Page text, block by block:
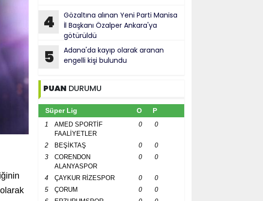
4
Gözaltına alınan Yeni Parti Manisa
İl Başkanı Özalper Ankara'ya
götürüldü
5
Adana'da kayıp olarak aranan
engelli kişi bulundu
PUAN DURUMU
Süper Lig O P
1
AMED SPORTİF
FAALİYETLER
0 0
2 BEŞİKTAŞ 0
0
3
CORENDON
ALANYASPOR
0 0
4 ÇAYKUR RİZESPOR 0
0
5
ÇORUM 0
0